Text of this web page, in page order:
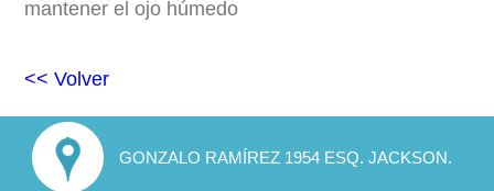
mantener el ojo húmedo
<< Volver
GONZALO RAMÍREZ 1954 ESQ. JACKSON.